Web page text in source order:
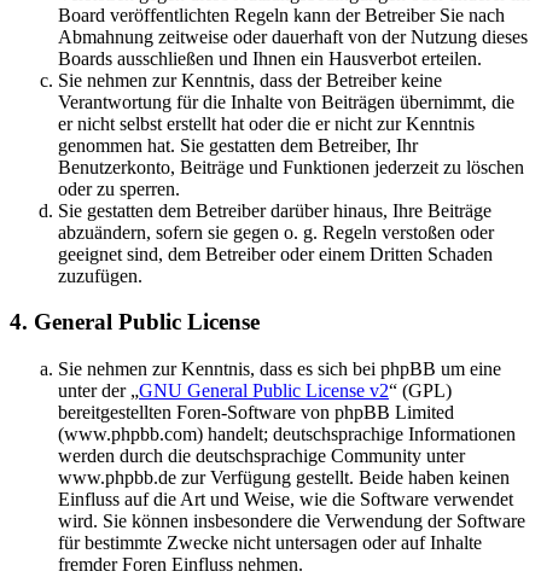
Board veröffentlichten Regeln kann der Betreiber Sie nach
Abmahnung zeitweise oder dauerhaft von der Nutzung dieses
Boards ausschließen und Ihnen ein Hausverbot erteilen.
Sie nehmen zur Kenntnis, dass der Betreiber keine
Verantwortung für die Inhalte von Beiträgen übernimmt, die
er nicht selbst erstellt hat oder die er nicht zur Kenntnis
genommen hat. Sie gestatten dem Betreiber, Ihr
Benutzerkonto, Beiträge und Funktionen jederzeit zu löschen
oder zu sperren.
Sie gestatten dem Betreiber darüber hinaus, Ihre Beiträge
abzuändern, sofern sie gegen o. g. Regeln verstoßen oder
geeignet sind, dem Betreiber oder einem Dritten Schaden
zuzufügen.
4. General Public License
Sie nehmen zur Kenntnis, dass es sich bei phpBB um eine
unter der „GNU General Public License v2“ (GPL)
bereitgestellten Foren-Software von phpBB Limited
(www.phpbb.com) handelt; deutschsprachige Informationen
werden durch die deutschsprachige Community unter
www.phpbb.de zur Verfügung gestellt. Beide haben keinen
Einfluss auf die Art und Weise, wie die Software verwendet
wird. Sie können insbesondere die Verwendung der Software
für bestimmte Zwecke nicht untersagen oder auf Inhalte
fremder Foren Einfluss nehmen.